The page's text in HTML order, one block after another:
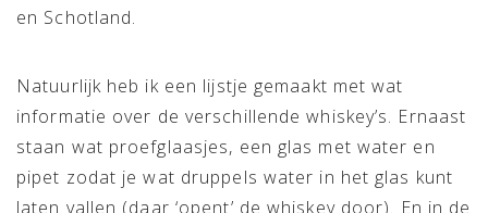
en Schotland.
Natuurlijk heb ik een lijstje gemaakt met wat
informatie over de verschillende whiskey’s. Ernaast
staan wat proefglaasjes, een glas met water en
pipet zodat je wat druppels water in het glas kunt
laten vallen (daar ‘opent’ de whiskey door). En in de